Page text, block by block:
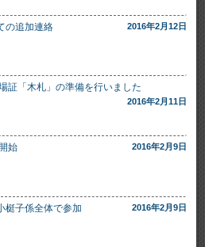
の追加連絡 2016年2月12日
証「木札」の準備を行いました
2016年2月11日
始 2016年2月9日
梃子係全体で参加 2016年2月9日